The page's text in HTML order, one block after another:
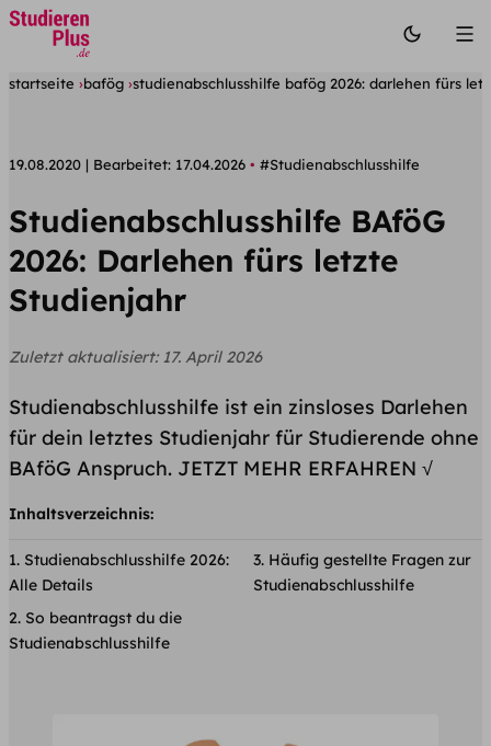
startseite bafög studienabschlusshilfe bafög 2026: darlehen fürs
19.08.2020 Bearbeitet: 17.04.2026 #Studienabschlusshilfe
Studienabschlusshilfe BAföG
2026: Darlehen fürs letzte
Studienjahr
Zuletzt aktualisiert: 17. April 2026
Studienabschlusshilfe ist ein zinsloses Darlehen
für dein letztes Studienjahr für Studierende ohne
BAföG Anspruch. JETZT MEHR ERFAHREN √
Inhaltsverzeichnis:
Studienabschlusshilfe 2026:
Alle Details
So beantragst du die
Studienabschlusshilfe
Häufig gestellte Fragen zur
Studienabschlusshilfe